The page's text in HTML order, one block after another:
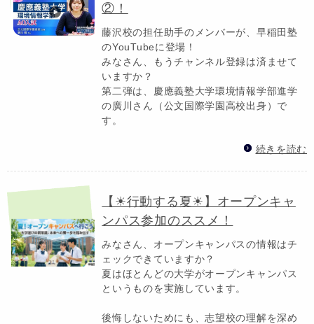
②！
藤沢校の担任助手のメンバーが、早稲田塾
のYouTubeに登場！
みなさん、もうチャンネル登録は済ませて
いますか？
第二弾は、慶應義塾大学環境情報学部進学
の廣川さん（公文国際学園高校出身）で
す。
続きを読む
【☀行動する夏☀】オープンキャ
ンパス参加のススメ！
みなさん、オープンキャンパスの情報はチ
ェックできていますか？
夏はほとんどの大学がオープンキャンパス
というものを実施しています。
後悔しないためにも、志望校の理解を深め